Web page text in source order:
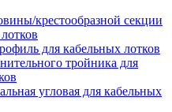
крестообразной секции
для кабельных лотков
тройника для
угловая для кабельных